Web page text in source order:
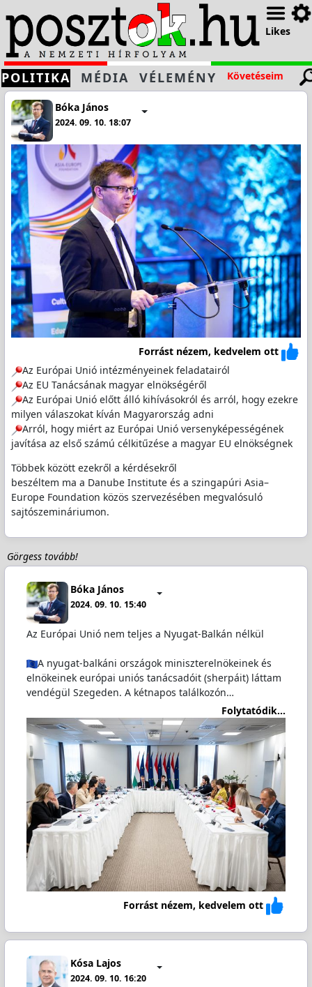
Likes
POLITIKA MÉDIA VÉLEMÉNY Követéseim
Bóka János
2024. 09. 10. 18:07
Forrást nézem, kedvelem ott
Az Európai Unió intézményeinek feladatairól
Az EU Tanácsának magyar elnökségéről
Az Európai Unió előtt álló kihívásokról és arról, hogy ezekre
milyen válaszokat kíván Magyarország adni
Arról, hogy miért az Európai Unió versenyképességének
javítása az első számú célkitűzése a magyar EU elnökségnek
Többek között ezekről a kérdésekről
beszéltem ma a Danube Institute és a szingapúri Asia–
Europe Foundation közös szervezésében megvalósuló
sajtószemináriumon.
Görgess tovább!
Bóka János
2024. 09. 10. 15:40
Az Európai Unió nem teljes a Nyugat-Balkán nélkül
A nyugat-balkáni országok miniszterelnökeinek és
elnökeinek európai uniós tanácsadóit (sherpáit) láttam
vendégül Szegeden. A kétnapos találkozón…
Folytatódik...
Forrást nézem, kedvelem ott
Kósa Lajos
2024. 09. 10. 16:20